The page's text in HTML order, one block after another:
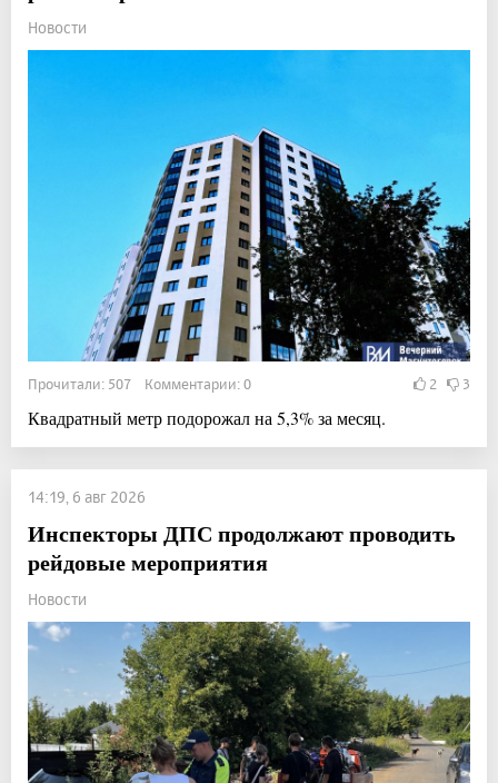
Новости
Прочитали: 507 Комментарии: 0 2 3
Квадратный метр подорожал на 5,3% за месяц.
14:19, 6 авг 2026
Инспекторы ДПС продолжают проводить
рейдовые мероприятия
Новости